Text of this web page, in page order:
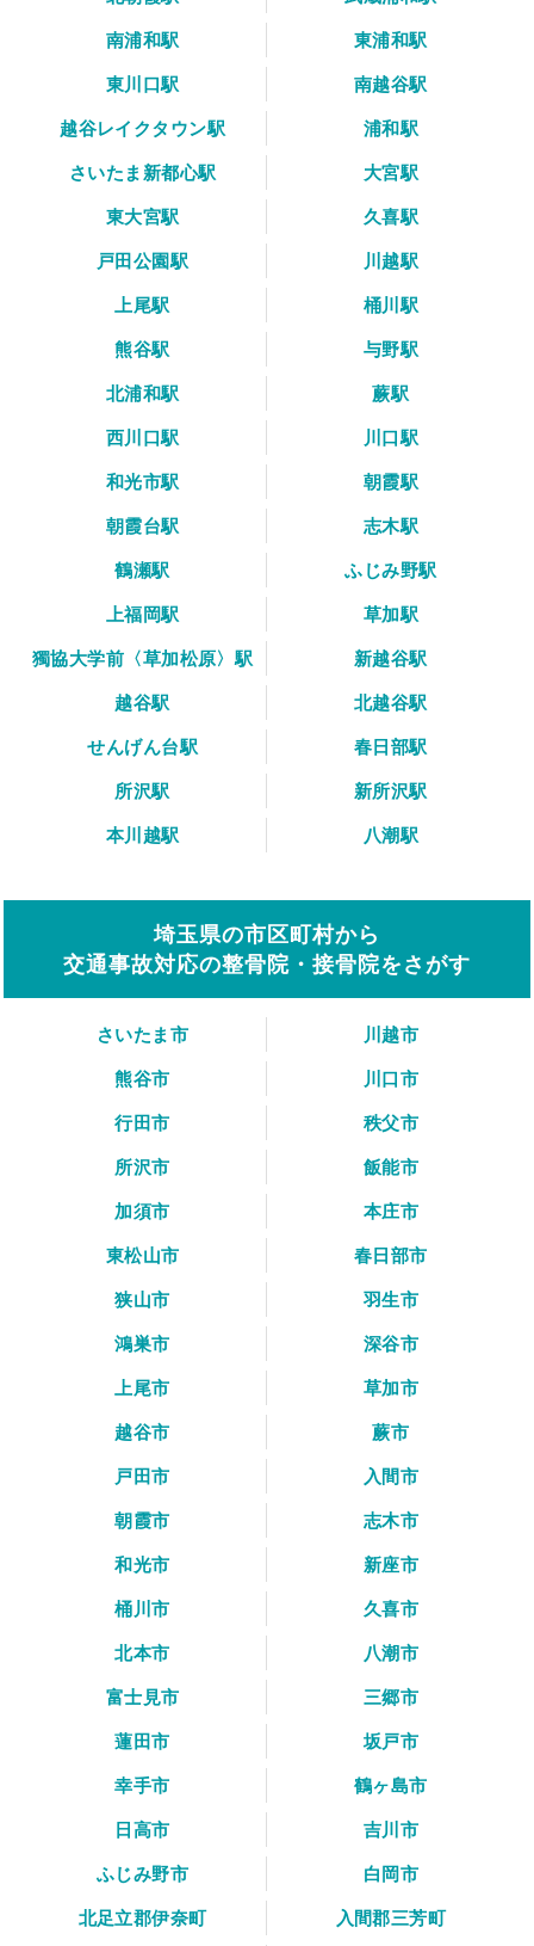
南浦和駅
東浦和駅
東川口駅
南越谷駅
越谷レイクタウン駅
浦和駅
さいたま新都心駅
大宮駅
東大宮駅
久喜駅
戸田公園駅
川越駅
上尾駅
桶川駅
熊谷駅
与野駅
北浦和駅
蕨駅
西川口駅
川口駅
和光市駅
朝霞駅
朝霞台駅
志木駅
鶴瀬駅
ふじみ野駅
上福岡駅
草加駅
獨協大学前〈草加松原〉駅
新越谷駅
越谷駅
北越谷駅
せんげん台駅
春日部駅
所沢駅
新所沢駅
本川越駅
八潮駅
埼玉県の市区町村から
交通事故対応の整骨院・接骨院をさがす
さいたま市
川越市
熊谷市
川口市
行田市
秩父市
所沢市
飯能市
加須市
本庄市
東松山市
春日部市
狭山市
羽生市
鴻巣市
深谷市
上尾市
草加市
越谷市
蕨市
戸田市
入間市
朝霞市
志木市
和光市
新座市
桶川市
久喜市
北本市
八潮市
富士見市
三郷市
蓮田市
坂戸市
幸手市
鶴ヶ島市
日高市
吉川市
ふじみ野市
白岡市
北足立郡伊奈町
入間郡三芳町